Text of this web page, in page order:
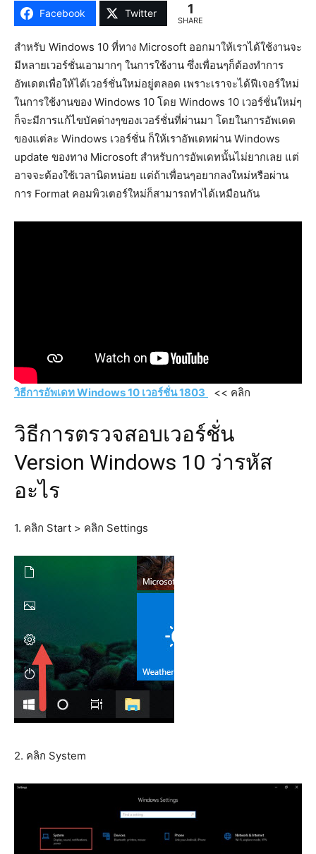
Facebook Twitter 1
SHARE
สำหรับ Windows 10 ที่ทาง Microsoft ออกมาให้เราได้ใช้งานจะ
มีหลายเวอร์ชั่นเอามากๆ ในการใช้งาน ซึ่งเพื่อนๆก็ต้องทำการ
อัพเดตเพื่อให้ได้เวอร์ชั่นใหม่อยู่ตลอด เพราะเราจะได้ฟีเจอร์ใหม่
ในการใช้งานของ Windows 10 โดย Windows 10 เวอร์ชั่นใหม่ๆ
ก็จะมีการแก้ไขบัคต่างๆของเวอร์ชั่นที่ผ่านมา โดยในการอัพเดต
ของแต่ละ Windows เวอร์ชั่น ก็ให้เราอัพเดทผ่าน Windows
update ของทาง Microsoft สำหรับการอัพเดทนั้นไม่ยากเลย แต่
อาจจะต้องใช้เวลานิดหน่อย แต่ถ้าเพื่อนๆอยากลงใหม่หรือผ่าน
การ Format คอมพิวเตอร์ใหม่ก็สามารถทำได้เหมือนกัน
วิธีการอัพเดท Windows 10 เวอร์ชั่น 1803 << คลิก
วิธีการตรวจสอบเวอร์ชั่น
Version Windows 10 ว่ารหัส
อะไร
1. คลิก Start > คลิก Settings
2. คลิก System